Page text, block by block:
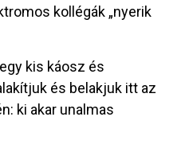
kollégák „nyerik
kis káosz és
és belakjuk itt az
ki akar unalmas